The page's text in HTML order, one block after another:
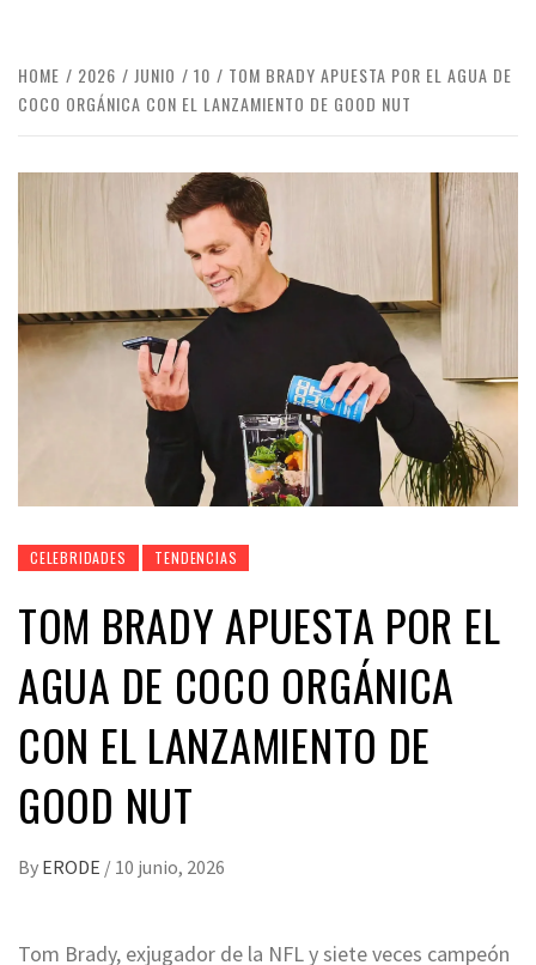
HOME 2026 JUNIO 10
TOM BRADY APUESTA POR EL AGUA DE
COCO ORGÁNICA CON EL LANZAMIENTO DE GOOD NUT
CELEBRIDADES TENDENCIAS
TOM BRADY APUESTA POR EL
AGUA DE COCO ORGÁNICA
CON EL LANZAMIENTO DE
GOOD NUT
By ERODE / 10 junio, 2026
Tom Brady, exjugador de la NFL y siete veces campeón